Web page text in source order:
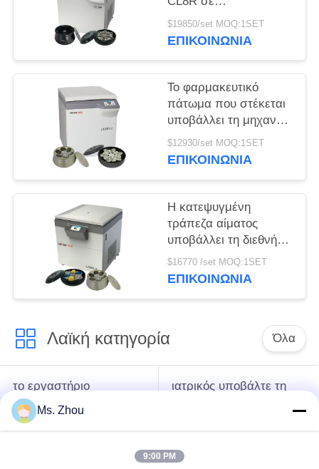
φυγοκέντρωση MAC
κατεψυγμένη
9000r/min ικανότητας
$19850/set MOQ:1SET
ΕΠΙΚΟΙΝΩΝΊΑ
Το φαρμακευτικό
πάτωμα που στέκεται
υποβάλλει τη μηχανή
που l800r-2 σε
φυγοκέντρωση
περιεκτικότητας
υποβάλλουν
$12930/set MOQ:1SET
ΕΠΙΚΟΙΝΩΝΊΑ
Η κατεψυγμένη
τράπεζα αίματος
υποβάλλει τη διεθνή
προηγμένη κατηγορία
l720r-3 σε
$16770 /set MOQ:1SET
ΕΠΙΚΟΙΝΩΝΊΑ
Λαϊκή κατηγορία Όλα
το εργαστήριο
υποβάλλει τη μηχανή
σε φυγοκέντρωση
ιατρικός υποβάλτε τη
κατεψυγμένος
Ms. Zhou
9:00 PM